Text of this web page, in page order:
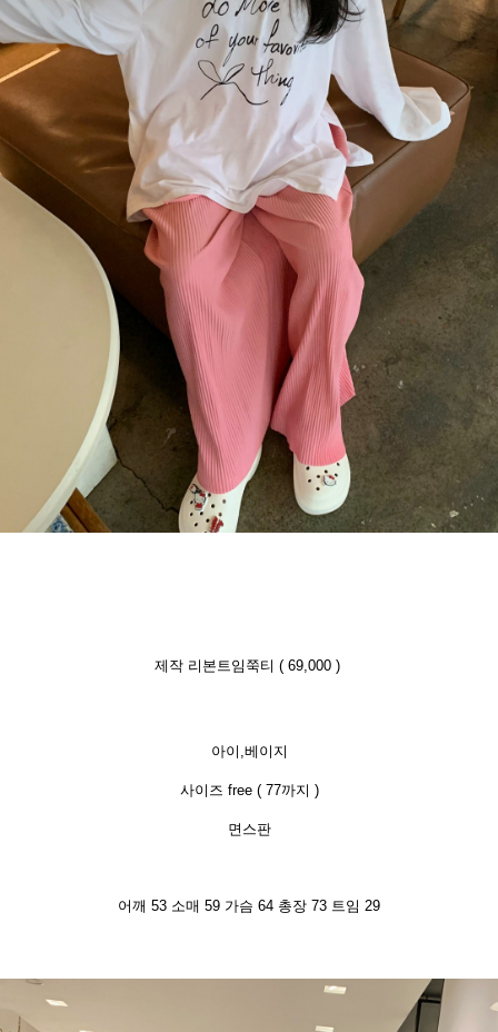
제작 리본트임쭉티 ( 69,000 )
아이,베이지
사이즈 free ( 77까지 )
면스판
어깨 53 소매 59 가슴 64 총장 73 트임 29